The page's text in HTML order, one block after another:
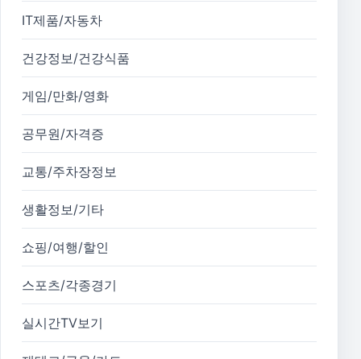
IT제품/자동차
건강정보/건강식품
게임/만화/영화
공무원/자격증
교통/주차장정보
생활정보/기타
쇼핑/여행/할인
스포츠/각종경기
실시간TV보기